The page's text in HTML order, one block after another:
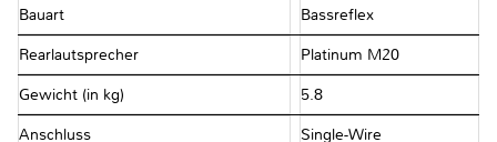
Bauart Bassreflex
Rearlautsprecher Platinum M20
Gewicht (in kg) 5.8
Anschluss Single-Wire